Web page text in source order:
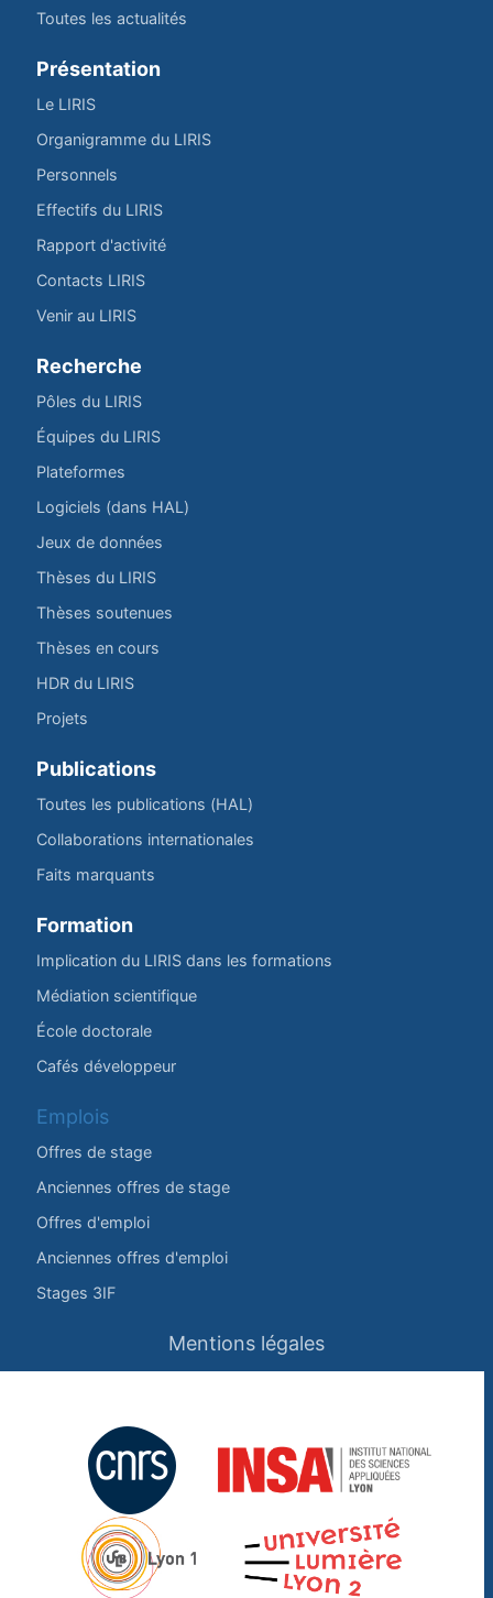
Toutes les actualités
Présentation
Le LIRIS
Organigramme du LIRIS
Personnels
Effectifs du LIRIS
Rapport d'activité
Contacts LIRIS
Venir au LIRIS
Recherche
Pôles du LIRIS
Équipes du LIRIS
Plateformes
Logiciels (dans HAL)
Jeux de données
Thèses du LIRIS
Thèses soutenues
Thèses en cours
HDR du LIRIS
Projets
Publications
Toutes les publications (HAL)
Collaborations internationales
Faits marquants
Formation
Implication du LIRIS dans les formations
Médiation scientifique
École doctorale
Cafés développeur
Emplois
Offres de stage
Anciennes offres de stage
Offres d'emploi
Anciennes offres d'emploi
Stages 3IF
Mentions légales